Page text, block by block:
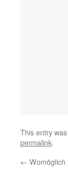
This entry
permalink.
← Womöglich